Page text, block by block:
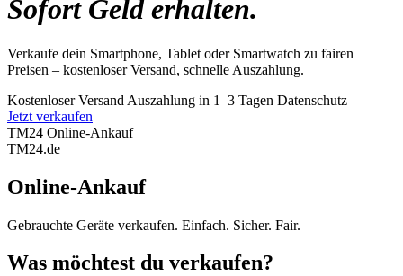
Sofort Geld erhalten.
Verkaufe dein Smartphone, Tablet oder Smartwatch zu fairen
Preisen – kostenloser Versand, schnelle Auszahlung.
Kostenloser Versand Auszahlung in 1–3 Tagen Datenschutz
Jetzt verkaufen
TM24 Online-Ankauf
TM24.de
Online-Ankauf
Gebrauchte Geräte verkaufen. Einfach. Sicher. Fair.
Was möchtest du verkaufen?